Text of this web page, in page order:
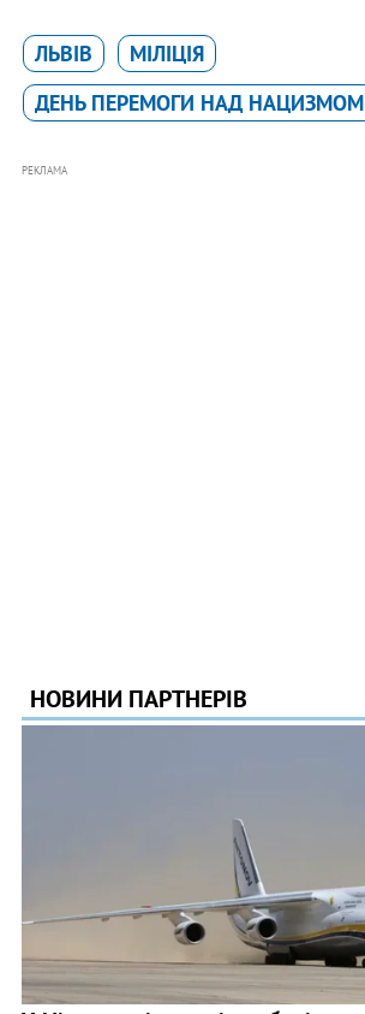
ЛЬВІВ
МІЛІЦІЯ
ДЕНЬ ПЕРЕМОГИ НАД НАЦИЗМОМ
РЕКЛАМА